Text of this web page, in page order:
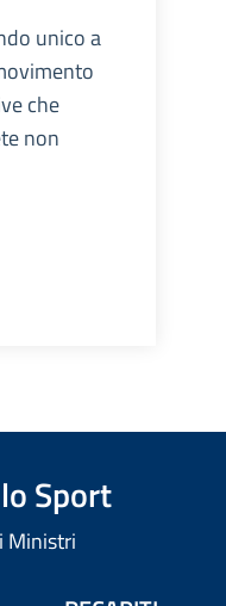
unico a
che
non
Sport
Ministri